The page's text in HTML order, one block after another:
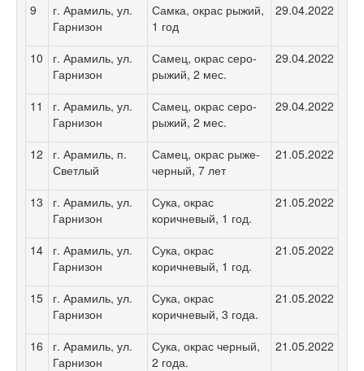
9
г. Арамиль, ул.
Гарнизон
Самка, окрас рыжий,
1 год
29.04.2022
10
г. Арамиль, ул.
Гарнизон
Самец, окрас серо-
рыжий, 2 мес.
29.04.2022
11
г. Арамиль, ул.
Гарнизон
Самец, окрас серо-
рыжий, 2 мес.
29.04.2022
12
г. Арамиль, п.
Светлый
Самец, окрас рыже-
черный, 7 лет
21.05.2022
13
г. Арамиль, ул.
Гарнизон
Сука, окрас
коричневый, 1 год.
21.05.2022
14
г. Арамиль, ул.
Гарнизон
Сука, окрас
коричневый, 1 год.
21.05.2022
15
г. Арамиль, ул.
Гарнизон
Сука, окрас
коричневый, 3 года.
21.05.2022
16
г. Арамиль, ул.
Гарнизон
Сука, окрас черный,
2 года.
21.05.2022